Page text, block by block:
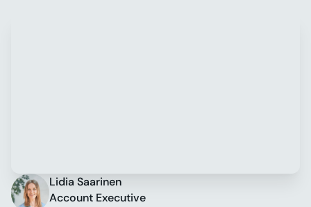
Lidia Saarinen
Account Executive